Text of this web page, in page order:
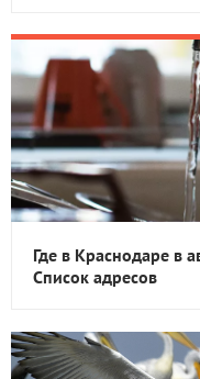
Где в Краснодаре в
Список адресов